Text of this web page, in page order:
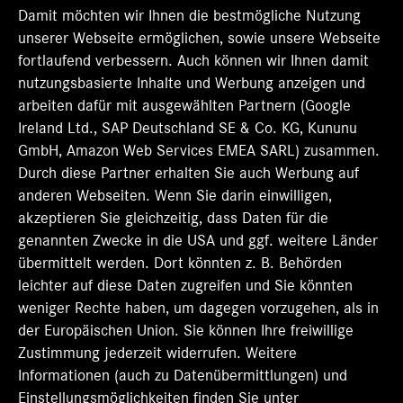
e
u
e
n
R
e
g
i
s
e
r
k
a
r
t
g
e
ö
f
f
n
e
n
e
u
e
R
e
g
s
t
r
k
a
r
t
e
g
e
ö
f
f
n
e
e
u
e
n
R
g
i
s
e
r
a
r
t
g
e
ö
f
f
n
e
e
u
e
n
R
g
i
s
e
r
a
r
t
g
e
ö
f
f
n
e
u
e
n
R
e
g
i
s
e
r
a
r
t
g
e
ö
f
n
Damit möchten wir Ihnen die bestmögliche Nutzung
unserer Webseite ermöglichen, sowie unsere Webseite
fortlaufend verbessern. Auch können wir Ihnen damit
nutzungsbasierte Inhalte und Werbung anzeigen und
arbeiten dafür mit ausgewählten Partnern (Google
Ireland Ltd., SAP Deutschland SE & Co. KG, Kununu
GmbH, Amazon Web Services EMEA SARL) zusammen.
Durch diese Partner erhalten Sie auch Werbung auf
anderen Webseiten. Wenn Sie darin einwilligen,
akzeptieren Sie gleichzeitig, dass Daten für die
genannten Zwecke in die USA und ggf. weitere Länder
übermittelt werden. Dort könnten z. B. Behörden
leichter auf diese Daten zugreifen und Sie könnten
weniger Rechte haben, um dagegen vorzugehen, als in
der Europäischen Union. Sie können Ihre freiwillige
Zustimmung jederzeit widerrufen. Weitere
Informationen (auch zu Datenübermittlungen) und
Einstellungsmöglichkeiten finden Sie unter